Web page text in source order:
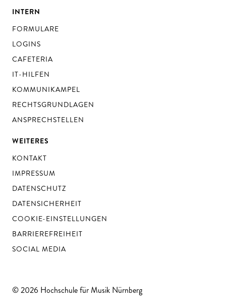
INTERN
FORMULARE
LOGINS
CAFETERIA
IT-HILFEN
KOMMUNIKAMPEL
RECHTSGRUNDLAGEN
ANSPRECHSTELLEN
WEITERES
KONTAKT
IMPRESSUM
DATENSCHUTZ
DATENSICHERHEIT
COOKIE-EINSTELLUNGEN
BARRIEREFREIHEIT
SOCIAL MEDIA
© 2026 Hochschule für Musik Nürnberg